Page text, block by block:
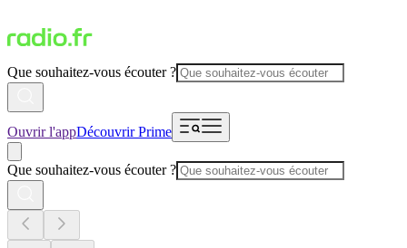
Que souhaitez-vous écouter ?
Ouvrir l'appDécouvrir Prime
Que souhaitez-vous écouter ?